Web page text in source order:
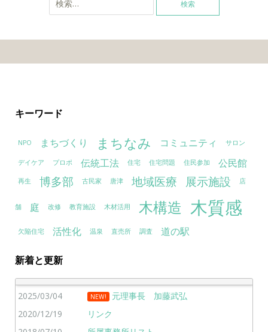
キーワード
NPO まちづくり まちなみ コミュニティ サロン
デイケア プロポ 伝統工法 住宅 住宅問題 住民参加 公民館
再生 博多部 古民家 唐津 地域医療 展示施設 店
舗 庭 改修 教育施設 木材活用 木構造 木質感
欠陥住宅 活性化 温泉 直売所 調査 道の駅
新着と更新
2025/03/04 NEW!
元理事長 加藤武弘
2020/12/19
リンク